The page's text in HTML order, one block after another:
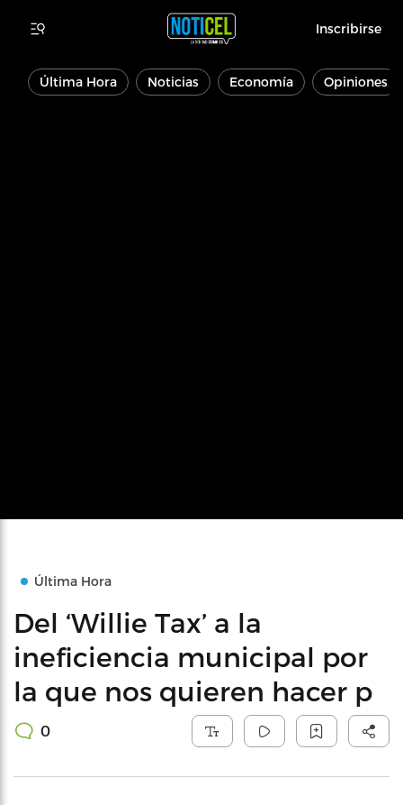
Inscribirse
Última Hora Noticias Economía Opiniones
Última Hora
Del ‘Willie Tax’ a la
ineficiencia municipal por
la que nos quieren hacer p
0